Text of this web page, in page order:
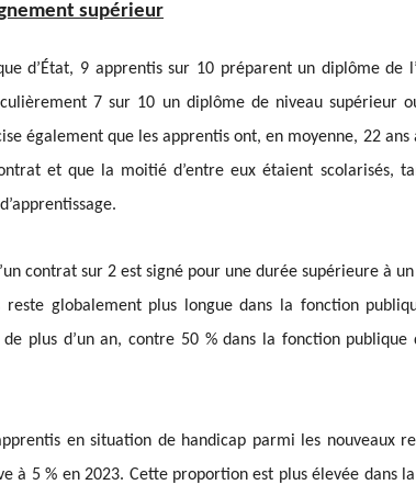
supérieur
d’État, 9 apprentis sur 10 préparent un diplôme de
7 sur 10 un diplôme de niveau supérieur
également que les apprentis ont, en moyenne, 22
et que la moitié d’entre eux étaient scolarisés,
contrat sur 2 est signé pour une durée supérieure à
reste globalement plus longue dans la fonction
plus d’un an, contre 50 % dans la fonction publique
en situation de handicap parmi les nouveaux
à 5 % en 2023. Cette proportion est plus élevée dans